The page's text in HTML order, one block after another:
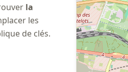
la
les
de clés.